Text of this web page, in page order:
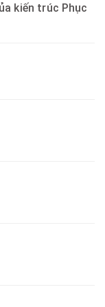
kiến trúc Phục